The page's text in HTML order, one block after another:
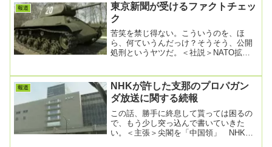
報道
東京新聞が受けるファクトチェッ
ク
苦笑を禁じ得ない。こういうのを、ほ
ら、何ていうんだっけ？そうそう、公開
処刑というヤツだ。＜社説＞NATO拡
報道
NHKが許した支那のプロパガン
ダ放送に関する続報
この話、勝手に終息して貰っては困るの
で、もう少し突っ込んで書いていきた
い。＜主張＞尖閣を「中国領」 NHKは